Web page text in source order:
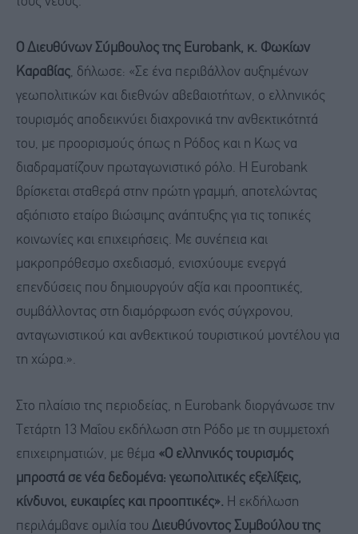
Ο Διευθύνων Σύμβουλος της Eurobank, κ. Φωκίων
Καραβίας, δήλωσε: «Σε ένα περιβάλλον αυξημένων
γεωπολιτικών και διεθνών αβεβαιοτήτων, ο ελληνικός
τουρισμός αποδεικνύει διαχρονικά την ανθεκτικότητά
του, με προορισμούς όπως η Ρόδος και η Κως να
διαδραματίζουν πρωταγωνιστικό ρόλο. Η Eurobank
βρίσκεται σταθερά στην πρώτη γραμμή, αποτελώντας
αξιόπιστο εταίρο βιώσιμης ανάπτυξης για τις τοπικές
κοινωνίες και επιχειρήσεις. Με συνέπεια και
μακροπρόθεσμο σχεδιασμό, ενισχύουμε ενεργά
επενδύσεις που δημιουργούν αξία και προοπτικές,
συμβάλλοντας στη διαμόρφωση ενός σύγχρονου,
ανταγωνιστικού και ανθεκτικού τουριστικού μοντέλου για
τη χώρα.».
Στο πλαίσιο της περιοδείας, η Eurobank διοργάνωσε την
Τετάρτη 13 Μαΐου εκδήλωση στη Ρόδο με τη συμμετοχή
επιχειρηματιών, με θέμα «Ο ελληνικός τουρισμός
μπροστά σε νέα δεδομένα: γεωπολιτικές εξελίξεις,
κίνδυνοι, ευκαιρίες και προοπτικές». Η εκδήλωση
περιλάμβανε ομιλία του Διευθύνοντος Συμβούλου της